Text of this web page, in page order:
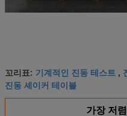
꼬리표: 기계적인 진동 테스트 ,
진동 셰이커 테이블
가장 저